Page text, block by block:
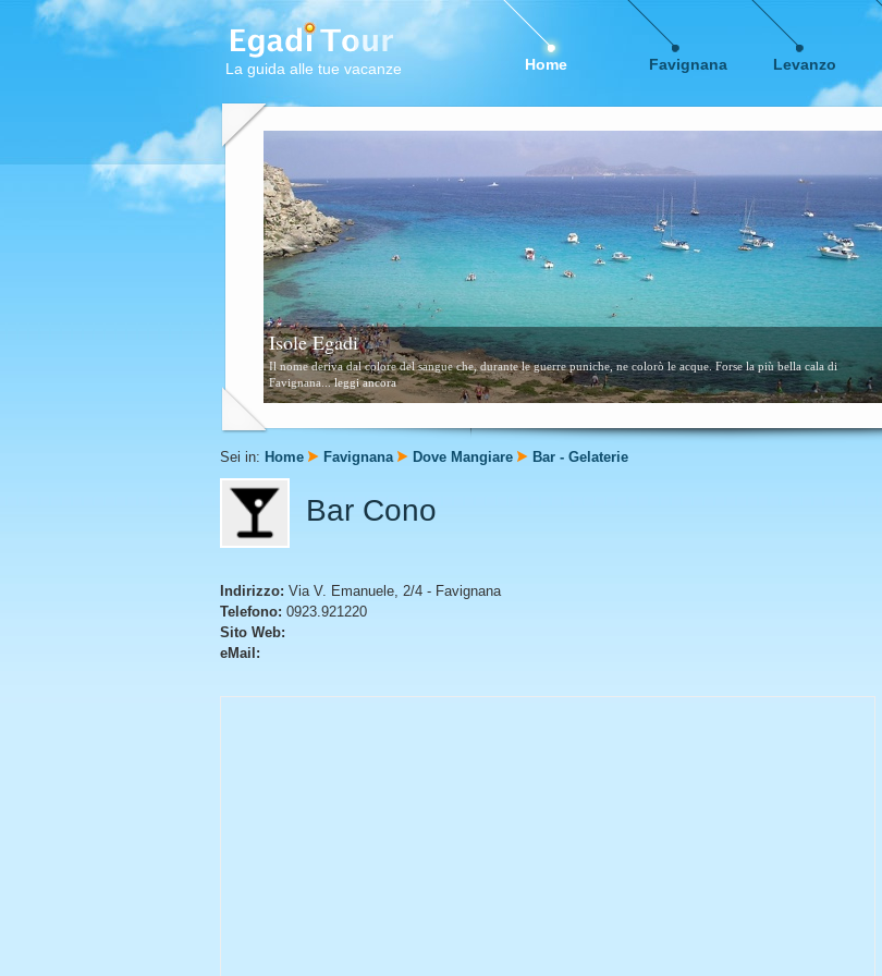
La guida alle tue vacanze Home Favignana Levanzo
Favignana
Questa zona è formata da scogli e piccolissime calette sabbiose. Consigliata a tutti, specialmente ai bambini....leggi ancora
Sei in: Home Favignana Dove Mangiare Bar - Gelaterie
Bar Cono
Indirizzo: Via V. Emanuele, 2/4 - Favignana
Telefono: 0923.921220
Sito Web:
eMail: